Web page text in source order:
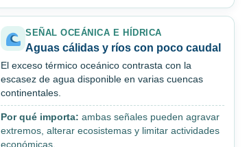
SEÑAL OCEÁNICA E HÍDRICA
Aguas cálidas y ríos con poco caudal
El exceso térmico oceánico contrasta con la
escasez de agua disponible en varias cuencas
continentales.
Por qué importa: ambas señales pueden agravar
extremos, alterar ecosistemas y limitar actividades
económicas.